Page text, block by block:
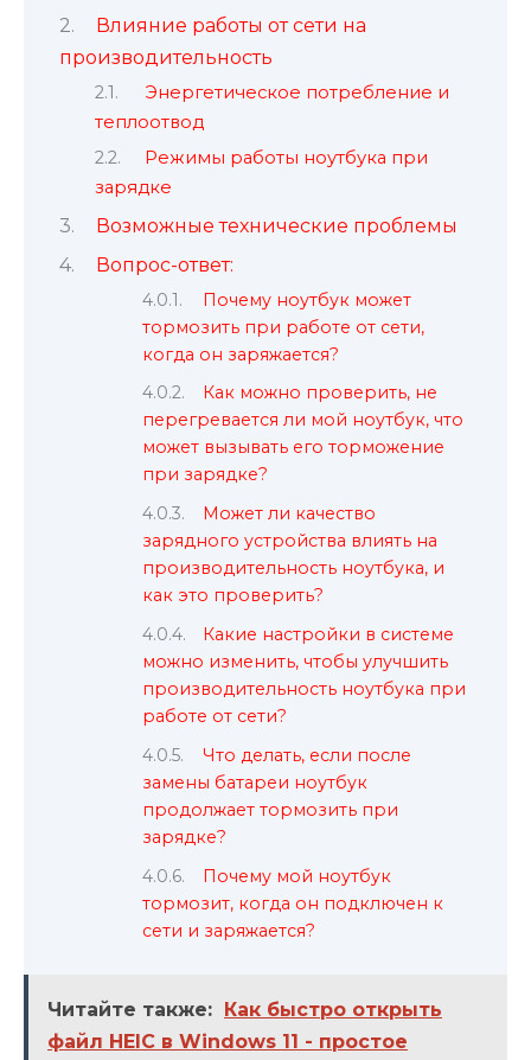
Влияние работы от сети на
производительность
Энергетическое потребление и
теплоотвод
Режимы работы ноутбука при
зарядке
Возможные технические проблемы
Вопрос-ответ:
Почему ноутбук может
тормозить при работе от сети,
когда он заряжается?
Как можно проверить, не
перегревается ли мой ноутбук, что
может вызывать его торможение
при зарядке?
Может ли качество
зарядного устройства влиять на
производительность ноутбука, и
как это проверить?
Какие настройки в системе
можно изменить, чтобы улучшить
производительность ноутбука при
работе от сети?
Что делать, если после
замены батареи ноутбук
продолжает тормозить при
зарядке?
Почему мой ноутбук
тормозит, когда он подключен к
сети и заряжается?
Читайте также: Как быстро открыть
файл HEIC в Windows 11 - простое